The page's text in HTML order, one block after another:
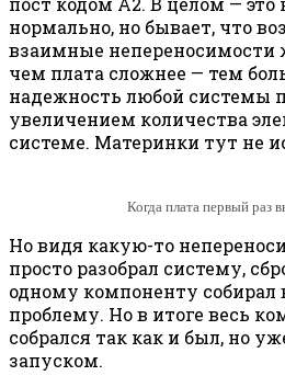
нормально, но бывает, что
взаимные непереносимости
чем плата сложнее — тем
надежность любой системы
увеличением количества
системе. Материнки тут не
Когда плата первый раз
Но видя какую-то
просто разобрал систему,
одному компоненту
проблему. Но в итоге весь
собрался так как и был, но
запуском.